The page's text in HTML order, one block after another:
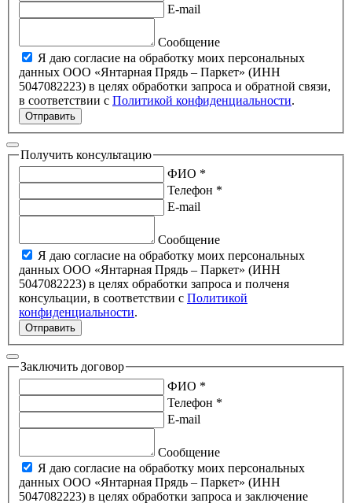
E-mail
Сообщение
Я даю согласие на обработку моих персональных
данных ООО «Янтарная Прядь – Паркет» (ИНН
5047082223) в целях обработки запроса и обратной связи,
в соответствии с Политикой конфиденциальности.
Отправить
Получить консультацию
ФИО *
Телефон *
E-mail
Сообщение
Я даю согласие на обработку моих персональных
данных ООО «Янтарная Прядь – Паркет» (ИНН
5047082223) в целях обработки запроса и полченя
консульации, в соответствии с Политикой
конфиденциальности.
Отправить
Заключить договор
ФИО *
Телефон *
E-mail
Сообщение
Я даю согласие на обработку моих персональных
данных ООО «Янтарная Прядь – Паркет» (ИНН
5047082223) в целях обработки запроса и заключение